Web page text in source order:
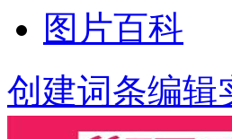
图片百科
创建词条编辑